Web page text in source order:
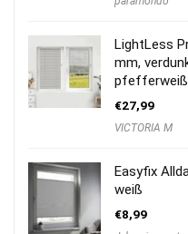
LightLess
mm,
€27,99
VICTORIA M
Easyfix
weiß
€8,99